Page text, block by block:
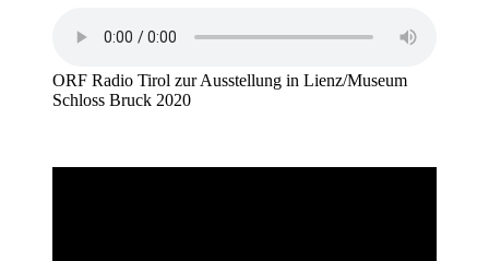
ORF Radio Tirol zur Ausstellung in Lienz/Museum
Schloss Bruck 2020